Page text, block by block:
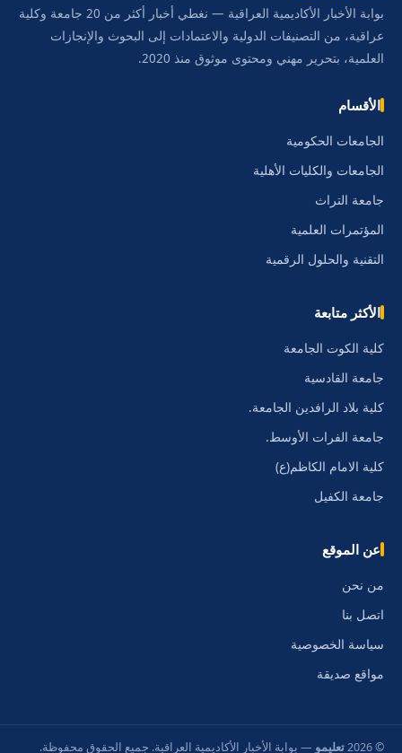
بوابة الأخبار الأكاديمية العراقية — نغطي أخبار أكثر من 20 جامعة وكلية
عراقية، من التصنيفات الدولية والاعتمادات إلى البحوث والإنجازات
العلمية، بتحرير مهني ومحتوى موثوق منذ 2020.
الأقسام
الجامعات الحكومية
الجامعات والكليات الأهلية
جامعة التراث
المؤتمرات العلمية
التقنية والحلول الرقمية
الأكثر متابعة
كلية الكوت الجامعة
جامعة القادسية
كلية بلاد الرافدين الجامعة.
جامعة الفرات الأوسط.
كلية الامام الكاظم(ع)
جامعة الكفيل
عن الموقع
من نحن
اتصل بنا
سياسة الخصوصية
مواقع صديقة
© 2026 تعليمو — بوابة الأخبار الأكاديمية العراقية. جميع الحقوق محفوظة.